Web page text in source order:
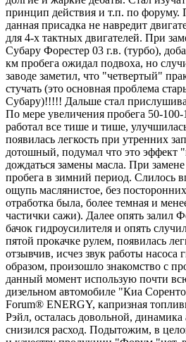
принцип действия и т.п. по
данная присадка не навредит
для 4-х тактных двигателей. При
Субару Форестер 03 г.в. (турбо),
км пробега ожидал подвоха, но
заводе заметил, что "четвертый"
стучать (это основная проблема
Субару)!!!!! Дальше стал
По мере увеличения пробега 50-100-
работал все тише и тише,
появилась легкость при утренних
дотошный, подумал что это эффект
дождаться замены масла. При
пробега в зимний период. Слилось
ощупь маслянистое, без
отработка была, более темная и
частички сажи). Далее опять залил
бачок гидроусилителя и опять
пятой прокачке рулем, появилась
отзывчив, исчез звук работы насоса
образом, произошло знакомство с
данный момент использую почти
дизельном автомобиле "Киа
Forum® ENERGY, капризная
Рэйл, осталась довольной, динамика
снизился расход. Подытожим, в